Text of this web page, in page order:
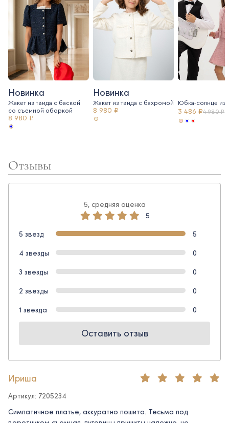
Новинка
Жакет из твида с баской
со съемной оборкой
8 980 ₽
Новинка
Жакет из твида c бахромой
8 980 ₽
Юбка-солнце из
3 486 ₽4 980 ₽
Отзывы
5, средняя оценка
5
5 звезд
5
4 звезды
0
3 звезды
0
2 звезды
0
1 звезда
0
Оставить отзыв
Ириша
Артикул: 7205234
Симпатичное платье, аккуратно пошито. Тесьма под